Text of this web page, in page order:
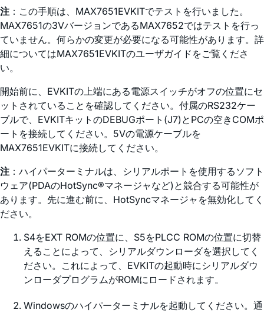
注 ：この手順は、MAX7651EVKITでテストを行いました。
MAX7651の3VバージョンであるMAX7652ではテストを行っ
ていません。何らかの変更が必要になる可能性があります。詳
細についてはMAX7651EVKITのユーザガイドをご覧くださ
い。
開始前に、EVKITの上端にある電源スイッチがオフの位置にセ
ットされていることを確認してください。付属のRS232ケー
ブルで、EVKITキットのDEBUGポート(J7)とPCの空きCOMポ
ートを接続してください。5Vの電源ケーブルを
MAX7651EVKITに接続してください。
注 ：ハイパーターミナルは、シリアルポートを使用するソフト
ウェア(PDAのHotSync®マネージャなど)と競合する可能性が
あります。先に進む前に、HotSyncマネージャを無効化してく
ださい。
S4をEXT ROMの位置に、S5をPLCC ROMの位置に切替
えることによって、シリアルダウンローダを選択してく
ださい。これによって、EVKITの起動時にシリアルダウ
ンローダプログラムがROMにロードされます。
Windowsのハイパーターミナルを起動してください。通